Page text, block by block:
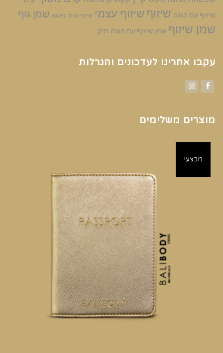
שיזוף עם הגנה שיזוף שיזוף עצמי שיזוף עצמי בשעה שמן גוף
שמן שיזוף שמן שיזוף עם הגנה תיק
עקבו אחרינו לעדכונים והגרלות
מוצרים משלימים
מבצע!